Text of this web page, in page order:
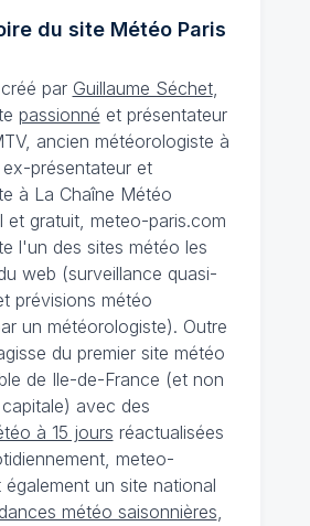
du site MétéoParis
par Guillaume Séchet,
passionné et présentateur
ancien météorologiste à
présentateur et
à La Chaîne Météo
et gratuit, meteo-paris.com
l'un des sites météo les
web (surveillance quasi-
prévisions météo
un météorologiste). Outre
du premier site météo
de Ile-de-France (et non
avec des
à 15 jours réactualisées
meteo-
un site national
météo saisonnières,